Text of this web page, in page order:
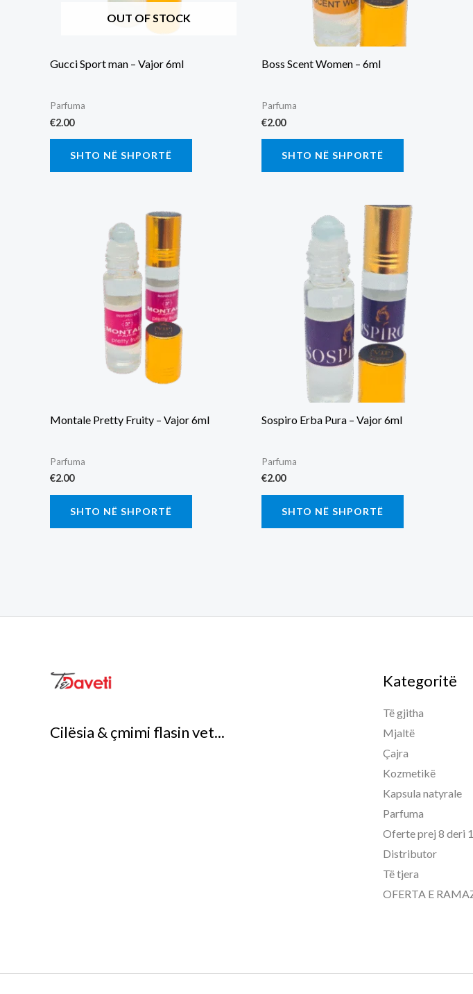
OUT OF STOCK
Gucci Sport man – Vajor 6ml
Parfuma
€2.00
SHTO NË SHPORTË
Boss Scent Women – 6ml
Parfuma
€2.00
SHTO NË SHPORTË
Montale Pretty Fruity – Vajor 6ml
Parfuma
€2.00
SHTO NË SHPORTË
Sospiro Erba Pura – Vajor 6ml
Parfuma
€2.00
SHTO NË SHPORTË
Cilësia & çmimi flasin vet...
Kategoritë
Të gjitha
Mjaltë
Çajra
Kozmetikë
Kapsula natyrale
Parfuma
Oferte prej 8 deri
Distributor
Të tjera
OFERTA E